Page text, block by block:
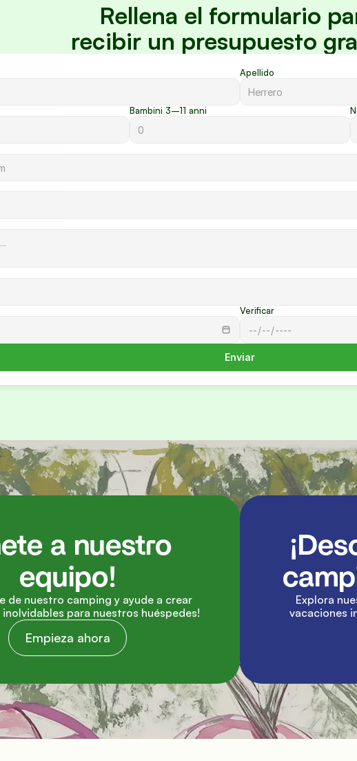
Rellena el formulario
recibir un presupuesto
Apellido
Bambini 3–11 anni
Verificar
Enviar
a nuestro
equipo!
de nuestro camping y ayude a crear
para nuestros huéspedes!
Empieza ahora
Explora
vacaciones